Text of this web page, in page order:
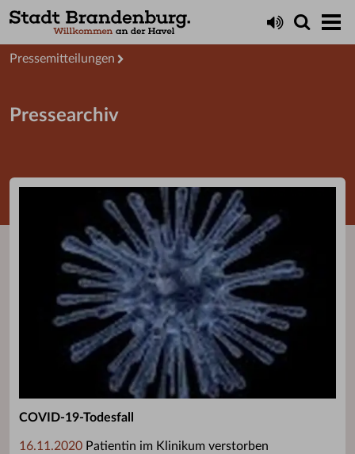
Presseservice
Pressemitteilungen
Pressearchiv
COVID-19-Todesfall
16.11.2020 Patientin im Klinikum verstorben